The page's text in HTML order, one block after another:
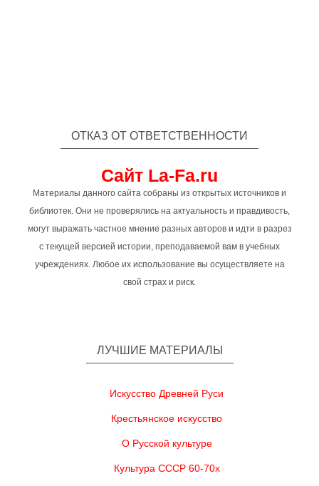
ОТКАЗ ОТ ОТВЕТСТВЕННОСТИ
Сайт La-Fa.ru
Материалы данного сайта собраны из открытых источников и
библиотек. Они не проверялись на актуальность и правдивость,
могут выражать частное мнение разных авторов и идти в разрез
с текущей версией истории, преподаваемой вам в учебных
учреждениях. Любое их использование вы осуществляете на
свой страх и риск.
ЛУЧШИЕ МАТЕРИАЛЫ
Искусство Древней Руси
Крестьянское искусство
О Русской культуре
Культура СССР 60-70х